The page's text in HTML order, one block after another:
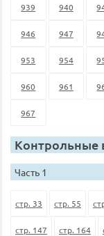
939 940
946 947
953 954
960 961
967
Контрольные
Часть 1
стр. 33 стр. 55
стр. 147 стр. 164